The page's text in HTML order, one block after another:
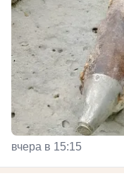
вчера в 15:15